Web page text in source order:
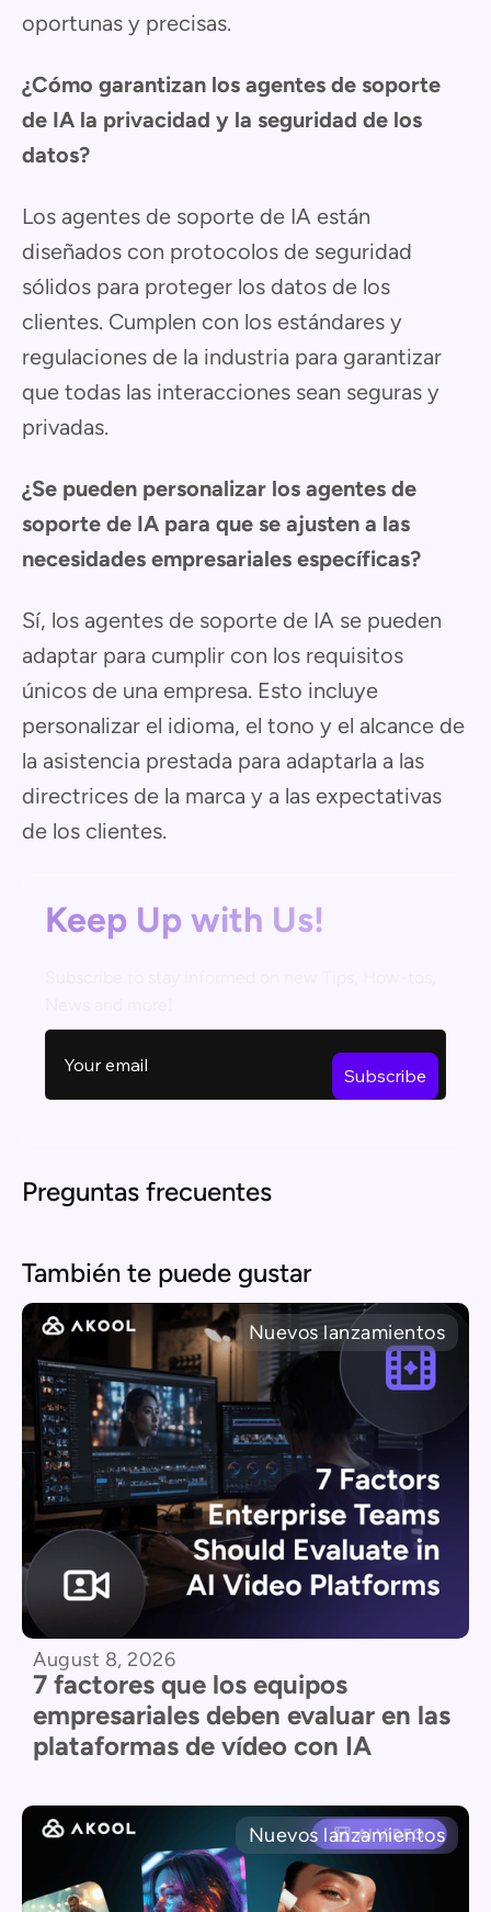
oportunas y precisas.
¿Cómo garantizan los agentes de soporte
de IA la privacidad y la seguridad de los
datos?
Los agentes de soporte de IA están
diseñados con protocolos de seguridad
sólidos para proteger los datos de los
clientes. Cumplen con los estándares y
regulaciones de la industria para garantizar
que todas las interacciones sean seguras y
privadas.
¿Se pueden personalizar los agentes de
soporte de IA para que se ajusten a las
necesidades empresariales específicas?
Sí, los agentes de soporte de IA se pueden
adaptar para cumplir con los requisitos
únicos de una empresa. Esto incluye
personalizar el idioma, el tono y el alcance de
la asistencia prestada para adaptarla a las
directrices de la marca y a las expectativas
de los clientes.
Keep Up with Us!
Preguntas frecuentes
También te puede gustar
Nuevos lanzamientos
August 8, 2026
7 factores que los equipos
empresariales deben evaluar en las
plataformas de vídeo con IA
Nuevos lanzamientos